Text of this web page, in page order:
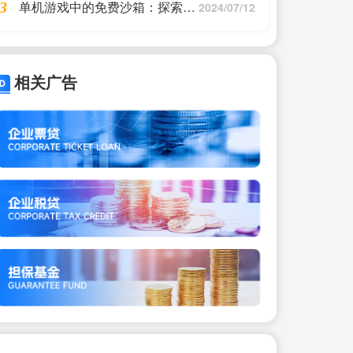
单机游戏中的免费沙箱：探索未 2024/07/12
相关广告